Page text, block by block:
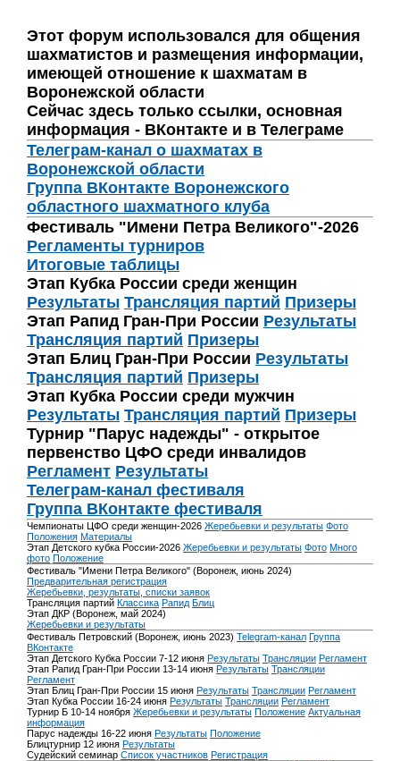
Этот форум использовался для общения
шахматистов и размещения информации,
имеющей отношение к шахматам в
Воронежской области
Сейчас здесь только ссылки, основная
информация - ВКонтакте и в Телеграме
Телеграм-канал о шахматах в
Воронежской области
Группа ВКонтакте Воронежского
областного шахматного клуба
Фестиваль "Имени Петра Великого"-2026
Регламенты турниров
Итоговые таблицы
Этап Кубка России среди женщин
Результаты Трансляция партий Призеры
Этап Рапид Гран-При России Результаты
Трансляция партий Призеры
Этап Блиц Гран-При России Результаты
Трансляция партий Призеры
Этап Кубка России среди мужчин
Результаты Трансляция партий Призеры
Турнир "Парус надежды" - открытое
первенство ЦФО среди инвалидов
Регламент Результаты
Телеграм-канал фестиваля
Группа ВКонтакте фестиваля
Чемпионаты ЦФО среди женщин-2026 Жеребьевки и результаты Фото
Положения Материалы
Этап Детского кубка России-2026 Жеребьевки и результаты Фото Много
фото Положение
Фестиваль "Имени Петра Великого" (Воронеж, июнь 2024)
Предварительная регистрация
Жеребьевки, результаты, списки заявок
Трансляция партий Классика Рапид Блиц
Этап ДКР (Воронеж, май 2024)
Жеребьевки и результаты
Фестиваль Петровский (Воронеж, июнь 2023) Telegram-канал Группа
ВКонтакте
Этап Детского Кубка России 7-12 июня Результаты Трансляции Регламент
Этап Рапид Гран-При России 13-14 июня Результаты Трансляции
Регламент
Этап Блиц Гран-При России 15 июня Результаты Трансляции Регламент
Этап Кубка России 16-24 июня Результаты Трансляции Регламент
Турнир Б 10-14 ноября Жеребьевки и результаты Положение Актуальная
информация
Парус надежды 16-22 июня Результаты Положение
Блицтурнир 12 июня Результаты
Судейский семинар Список участников Регистрация